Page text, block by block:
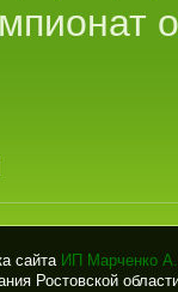
сайта ИП Марченко
Ростовской